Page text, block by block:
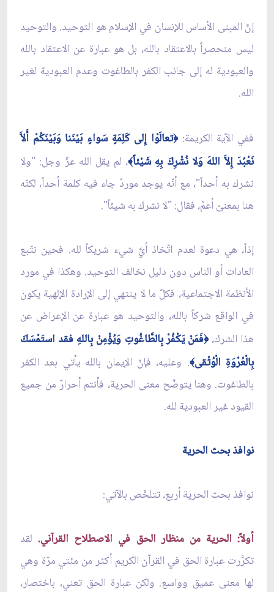
إنّ المبنى الأساس للإنسان في الإسلام هو التوحيد. والتوحيد
ليس منحصراً بالاعتقاد بالله، بل هو عبارة عن الاعتقاد بالله
والعبودية له إلى جانب الكفر بالطاغوت وعدم العبودية لغير
الله.
ففي الآية الكريمة:﴿تعالَوْا إِلى‏ كَلِمَةٍ سَواءٍ بَيْنَنا وَبَيْنَكُمْ أَلاَّ
نَعْبُدَ إِلاَّ اللهَ وَلا نُشْرِكَ بِهِ شَيْئاً﴾، لم يقل الله عزّ وجل: "ولا
نشرك به أحداً"، مع أنّه يوجد موردٌ جاء فيه كلمة أحداً، لكنّه
هنا بمعنىً أعمّ، فقال: "لا نشرك به شيئاً".
إذاً، هي دعوة لعدم اتّخاذ أيَّ شيء شريكاً لله. فحين نتّبع
العادات أو الناس دون دليل نخالف التوحيد. وهكذا في مورد
الأنظمة الاجتماعية، فكلّ ما لا ينتهي إلى الإرادة الإلهية يكون
في الواقع شركاً بالله، والتوحيد هو عبارة عن الإعراض عن
هذا الشرك،﴿فَمَنْ يَكْفُرْ بِالطَّاغُوتِ وَيُؤْمِنْ بِاللهِ فقد استَمْسَكَ
بِالْعُرْوَةِ الْوُثْقى﴾. وعليه، فإنّ الإيمان بالله يأتي بعد الكفر
بالطاغوت. وهنا يتوضّح معنى الحرية، فأنتم أحرارٌ من جميع
القيود غير العبودية لله.
نوافذ بحث الحرية
نوافذ بحث الحرية أربع، تتلخّص بالآتي:
أولاً: الحرية من منظار الحق في الاصطلاح القرآني. لقد
تكرَّرت عبارة الحق في القرآن الكريم أكثر من مئتي مرّة وهي
لها معنى عميق وواسع. ولكن عبارة الحق تعني، باختصار،